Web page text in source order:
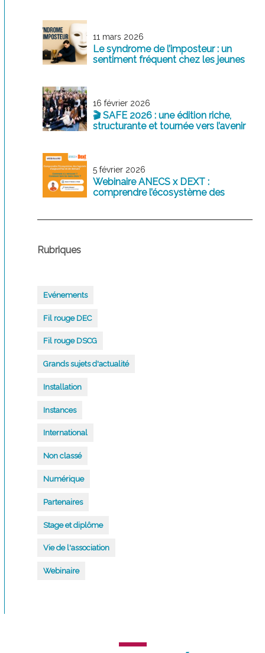
11 mars 2026
Le syndrome de l’imposteur : un
sentiment fréquent chez les jeunes
16 février 2026
🎬 SAFE 2026 : une édition riche,
structurante et tournée vers l’avenir
5 février 2026
Webinaire ANECS x DEXT :
comprendre l’écosystème des
Rubriques
Evénements
Fil rouge DEC
Fil rouge DSCG
Grands sujets d'actualité
Installation
Instances
International
Non classé
Numérique
Partenaires
Stage et diplôme
Vie de l'association
Webinaire